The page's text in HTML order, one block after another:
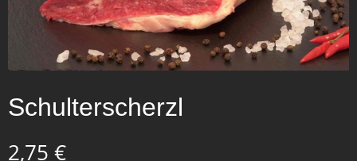
Schulterscherzl
2,75 €